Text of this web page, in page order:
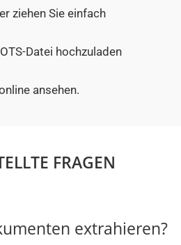
ziehen Sie einfach
Datei hochzuladen
ansehen.
FRAGEN
extrahieren?